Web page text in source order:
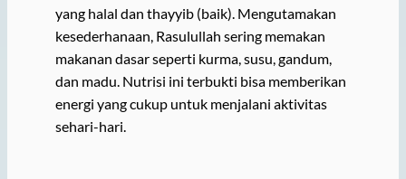
yang halal dan thayyib (baik). Mengutamakan
kesederhanaan, Rasulullah sering memakan
makanan dasar seperti kurma, susu, gandum,
dan madu. Nutrisi ini terbukti bisa memberikan
energi yang cukup untuk menjalani aktivitas
sehari-hari.